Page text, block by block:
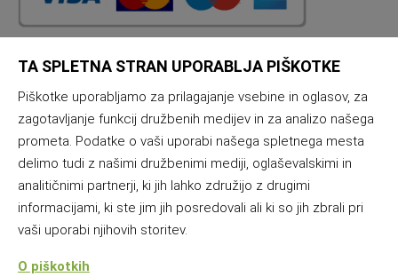
Nazaj na vrh
TA SPLETNA STRAN UPORABLJA PIŠKOTKE
Piškotke uporabljamo za prilagajanje vsebine in oglasov, za
zagotavljanje funkcij družbenih medijev in za analizo našega
prometa. Podatke o vaši uporabi našega spletnega mesta
delimo tudi z našimi družbenimi mediji, oglaševalskimi in
analitičnimi partnerji, ki jih lahko združijo z drugimi
informacijami, ki ste jim jih posredovali ali ki so jih zbrali pri
vaši uporabi njihovih storitev.
O piškotkih